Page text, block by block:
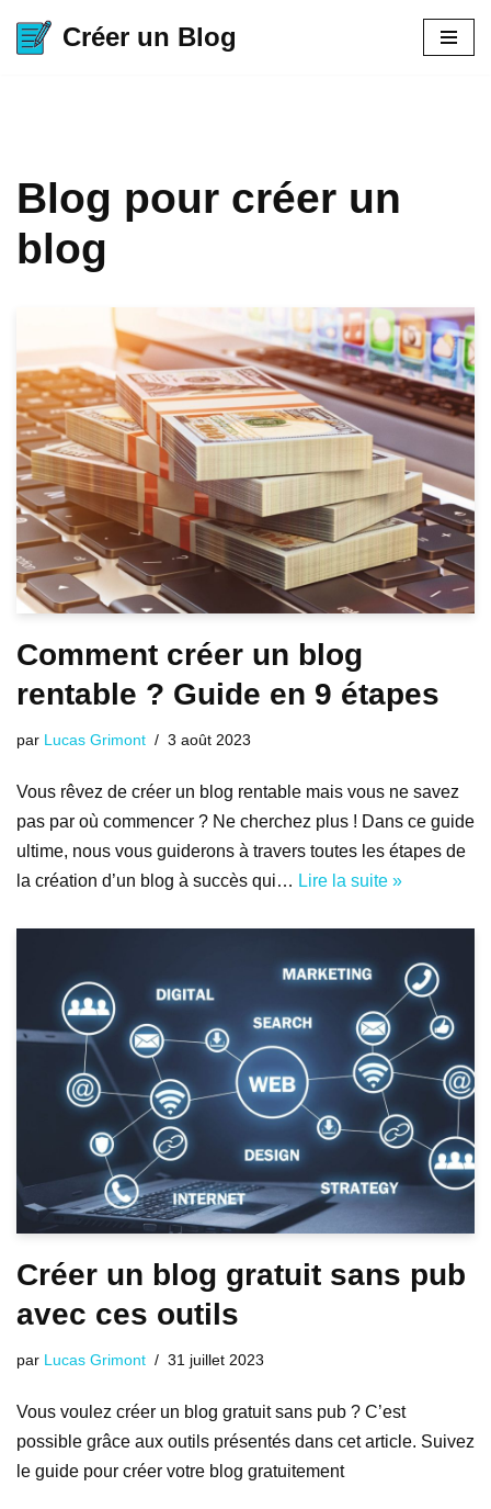
Aller
Créer un Blog
Blog pour créer un
blog
Comment créer un blog
rentable ? Guide en 9 étapes
par Lucas Grimont 3 août 2023
Vous rêvez de créer un blog rentable mais vous ne savez
pas par où commencer ? Ne cherchez plus ! Dans ce guide
ultime, nous vous guiderons à travers toutes les étapes de
la création d’un blog à succès qui… Lire la suite »
Créer un blog gratuit sans pub
avec ces outils
par Lucas Grimont 31 juillet 2023
Vous voulez créer un blog gratuit sans pub ? C’est
possible grâce aux outils présentés dans cet article. Suivez
le guide pour créer votre blog gratuitement